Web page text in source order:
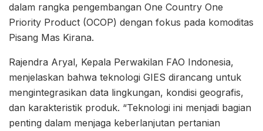
dalam rangka pengembangan One Country One
Priority Product (OCOP) dengan fokus pada komoditas
Pisang Mas Kirana.
Rajendra Aryal, Kepala Perwakilan FAO Indonesia,
menjelaskan bahwa teknologi GIES dirancang untuk
mengintegrasikan data lingkungan, kondisi geografis,
dan karakteristik produk. “Teknologi ini menjadi bagian
penting dalam menjaga keberlanjutan pertanian